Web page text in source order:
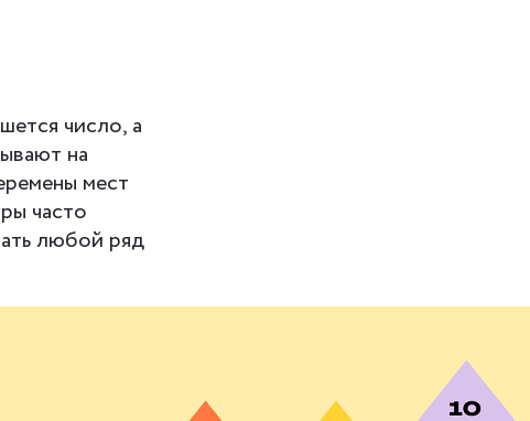
число, а
на
мест
часто
любой ряд